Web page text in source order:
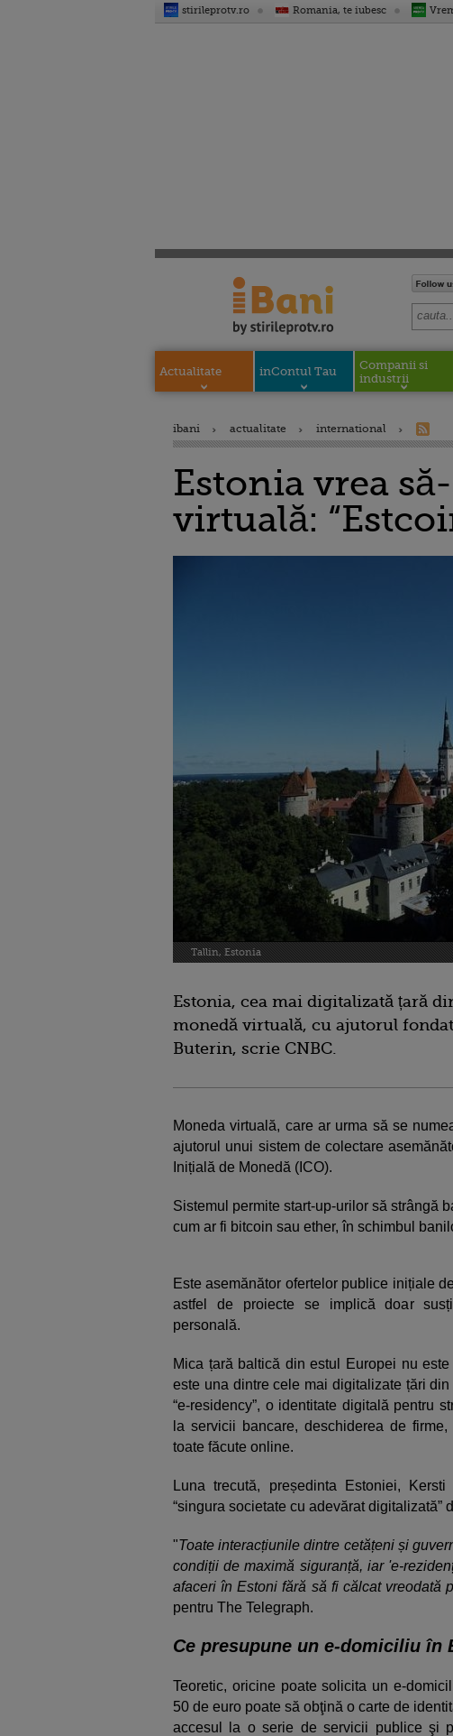
stirileprotv.ro Romania, te iubesc
Actualitate inContul Tau
Companii si
industrii
ibani actualitate international
Estonia vrea
virtuală:
Tallin, Estonia
Estonia, cea mai digitalizată țară
monedă virtuală, cu ajutorul
Buterin, scrie CNBC.
Moneda virtuală, care ar urma să se
ajutorul unui sistem de colectare
Inițială de Monedă (ICO).
Sistemul permite start-up-urilor să strângă
cum ar fi bitcoin sau ether, în schimbul
Este asemănător ofertelor publice inițiale
astfel de proiecte se implică doar
personală.
Mica țară baltică din estul Europei nu
este una dintre cele mai digitalizate țări
“e-residency”, o identitate digitală pentru
la servicii bancare, deschiderea de
toate făcute online.
Luna trecută, președinta Estoniei,
“singura societate cu adevărat digitalizată”
"Toate interacțiunile dintre cetățeni și
condiții de maximă siguranță, iar 'e-
afaceri în Estoni fără să fi călcat vreodată
pentru The Telegraph.
Ce presupune un e-domiciliu în
Teoretic, oricine poate solicita un e-
50 de euro poate să obţină o carte de
accesul la o serie de servicii publice şi